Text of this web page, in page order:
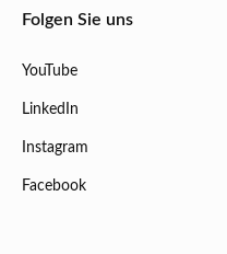
Folgen Sie uns
YouTube
LinkedIn
Instagram
Facebook